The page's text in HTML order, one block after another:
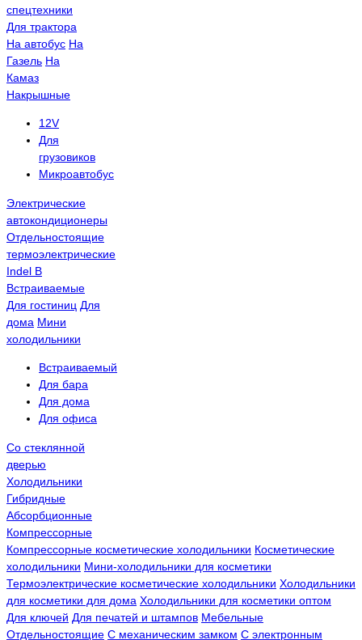
спецтехники
Для трактора
На автобус На
Газель На
Камаз
Накрышные
12V
Для
грузовиков
Микроавтобус
Электрические
автокондиционеры
Отдельностоящие
термоэлектрические
Indel B
Встраиваемые
Для гостиниц Для
дома Мини
холодильники
Встраиваемый
Для бара
Для дома
Для офиса
Со стеклянной
дверью
Холодильники
Гибридные
Абсорбционные
Компрессорные
Компрессорные косметические холодильники Косметические
холодильники Мини-холодильники для косметики
Термоэлектрические косметические холодильники Холодильники
для косметики для дома Холодильники для косметики оптом
Для ключей Для печатей и штампов Мебельные
Отдельностоящие С механическим замком С электронным